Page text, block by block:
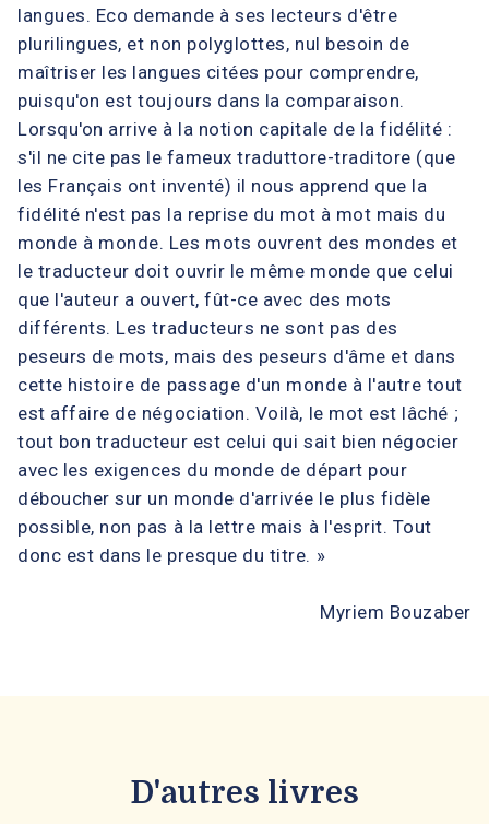
langues. Eco demande à ses lecteurs d'être
plurilingues, et non polyglottes, nul besoin de
maîtriser les langues citées pour comprendre,
puisqu'on est toujours dans la comparaison.
Lorsqu'on arrive à la notion capitale de la fidélité :
s'il ne cite pas le fameux traduttore-traditore (que
les Français ont inventé) il nous apprend que la
fidélité n'est pas la reprise du mot à mot mais du
monde à monde. Les mots ouvrent des mondes et
le traducteur doit ouvrir le même monde que celui
que l'auteur a ouvert, fût-ce avec des mots
différents. Les traducteurs ne sont pas des
peseurs de mots, mais des peseurs d'âme et dans
cette histoire de passage d'un monde à l'autre tout
est affaire de négociation. Voilà, le mot est lâché ;
tout bon traducteur est celui qui sait bien négocier
avec les exigences du monde de départ pour
déboucher sur un monde d'arrivée le plus fidèle
possible, non pas à la lettre mais à l'esprit. Tout
donc est dans le presque du titre. »
Myriem Bouzaber
D'autres livres